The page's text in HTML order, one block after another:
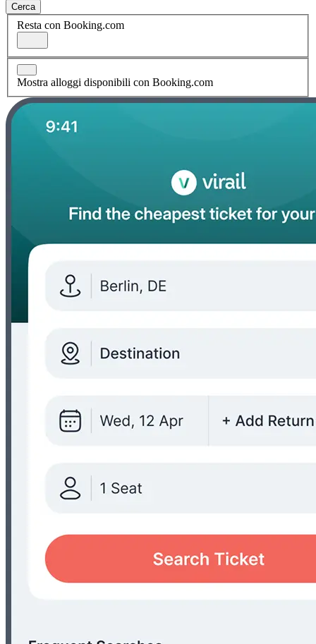
Cerca
Resta con Booking.com
Mostra alloggi disponibili con Booking.com